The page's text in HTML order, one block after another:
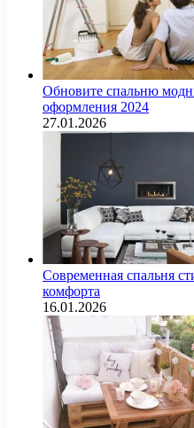
Обновите спальню
оформления 2024
27.01.2026
Современная спальня
комфорта
16.01.2026